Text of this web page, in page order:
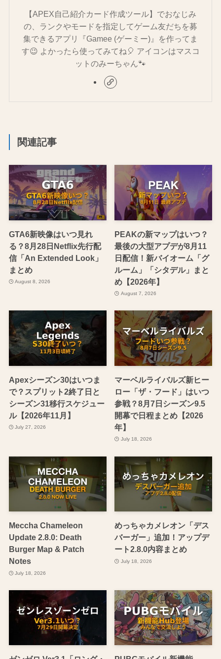
【APEX自己紹介カード作成ツール】でおなじみ
の、ランクやモードを指定してゲーム友だちを募
集できるアプリ『Gamee (ゲーミー)』を作ってま
す😉 よかったら使ってみてね🎈 アイコンはマスコ
ットのみーちゃん🐾
関連記事
GTA6新映像はいつ見れ
る？8月28日Netflix先行配
信「An Extended Look」
まとめ
August 8, 2026
PEAKの新マップはいつ？
最後の大型アプデが8月11
日配信！新バイオーム「グ
ルーム」「シタデル」まと
め【2026年】
August 7, 2026
Apexシーズン30はいつま
で？スプリット2終了日と
シーズン31移行スケジュー
ル【2026年11月】
July 27, 2026
マーベルライバルズ新ヒー
ロー「ザ・フード」はいつ
参戦？8月7日シーズン9.5
開幕で日程まとめ【2026
年】
July 18, 2026
Meccha Chameleon
Update 2.8.0: Death
Burger Map & Patch
Notes
July 18, 2026
めっちゃカメレオン「デス
バーガー」追加！アップデ
ート2.8.0内容まとめ
July 18, 2026